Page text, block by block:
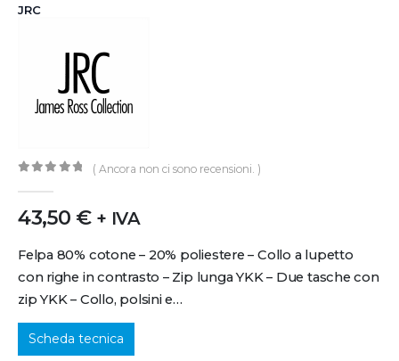
JRC
( Ancora non ci sono recensioni. )
43,50 € + IVA
Felpa 80% cotone – 20% poliestere – Collo a lupetto
con righe in contrasto – Zip lunga YKK – Due tasche con
zip YKK – Collo, polsini e…
Scheda tecnica